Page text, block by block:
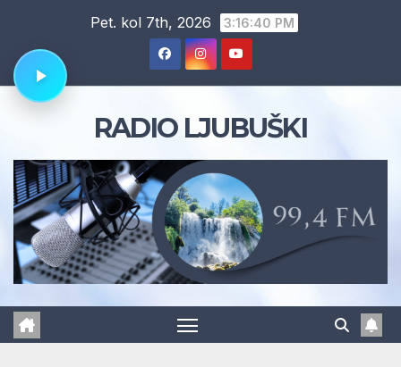
content
Pet. kol 7th, 2026 3:16:41 PM
RADIO LJUBUŠKI